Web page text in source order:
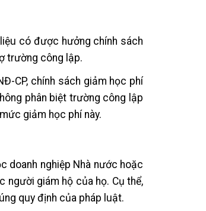
có được hưởng chính sách
trường công lập.
CP, chính sách giảm học phí
phân biệt trường công lập
giảm học phí này.
doanh nghiệp Nhà nước hoặc
giám hộ của họ. Cụ thể,
quy định của pháp luật.